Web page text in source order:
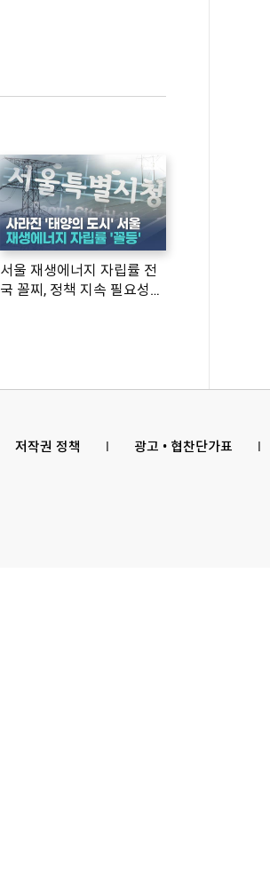
서울 재생에너지 자립률 전
국 꼴찌, 정책 지속 필요성
저작권 정책 l 광고 • 협찬단가표 l